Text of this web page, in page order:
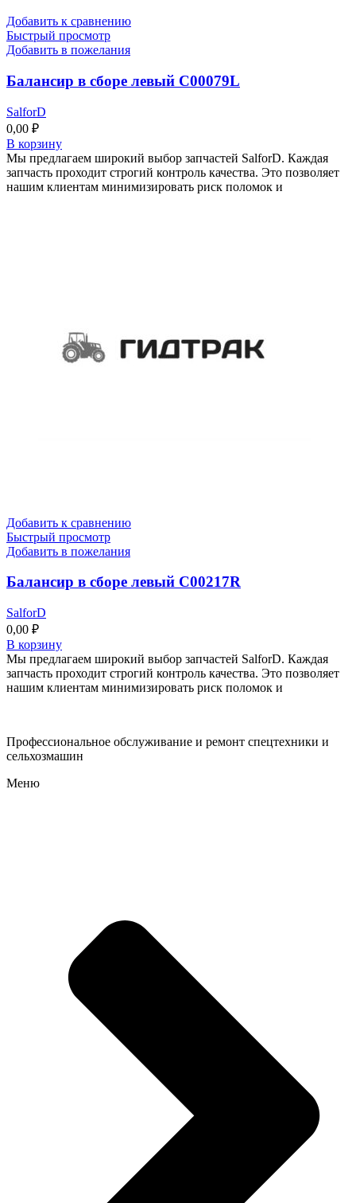
Добавить к сравнению
Быстрый просмотр
Добавить в пожелания
Балансир в сборе левый C00079L
SalforD
0,00 ₽
В корзину
Мы предлагаем широкий выбор запчастей SalforD. Каждая
запчасть проходит строгий контроль качества. Это позволяет
нашим клиентам минимизировать риск поломок и
Добавить к сравнению
Быстрый просмотр
Добавить в пожелания
Балансир в сборе левый C00217R
SalforD
0,00 ₽
В корзину
Мы предлагаем широкий выбор запчастей SalforD. Каждая
запчасть проходит строгий контроль качества. Это позволяет
нашим клиентам минимизировать риск поломок и
Профессиональное обслуживание и ремонт спецтехники и
сельхозмашин
Меню